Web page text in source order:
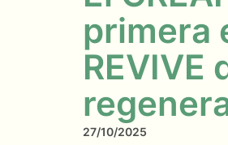
primera
REVIVE
27/10/2025